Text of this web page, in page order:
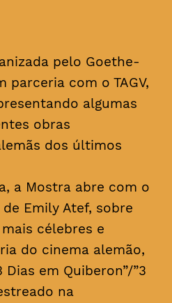
pelo Goethe-
parceria com o TAGV,
algumas
obras
dos últimos
a Mostra abre com o
Emily Atef, sobre
célebres e
do cinema alemão,
Dias em Quiberon”/”3
na